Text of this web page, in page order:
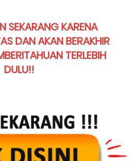
SEKARANG KARENA
DAN AKAN BERAKHIR
TERLEBIH
DULU!!